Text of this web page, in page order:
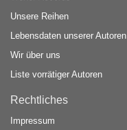
Unsere Reihen
Lebensdaten unserer Autoren
Wir über uns
Liste vorrätiger Autoren
Rechtliches
Impressum